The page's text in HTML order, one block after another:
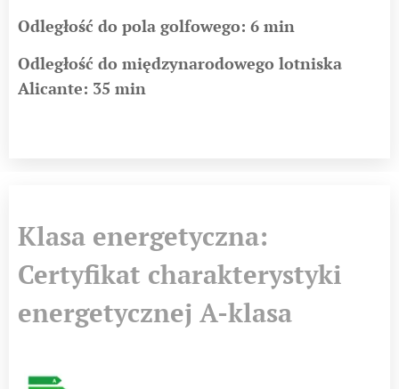
Odległość do pola golfowego: 6 min
Odległość do międzynarodowego lotniska
Alicante: 35 min
Klasa energetyczna:
Certyfikat charakterystyki
energetycznej A-klasa